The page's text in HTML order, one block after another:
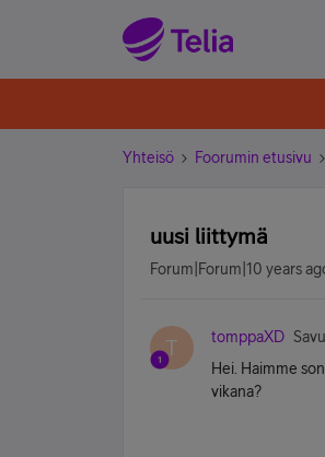
Yhteisö Foorumin etusivu
uusi liittymä
Forum|Forum|10 years
T tomppaXD
Hei. Haimme
vikana?